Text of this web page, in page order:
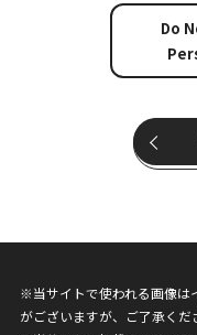
Do
※当サイトで使われる画像は
がございますが、ご了承くだ